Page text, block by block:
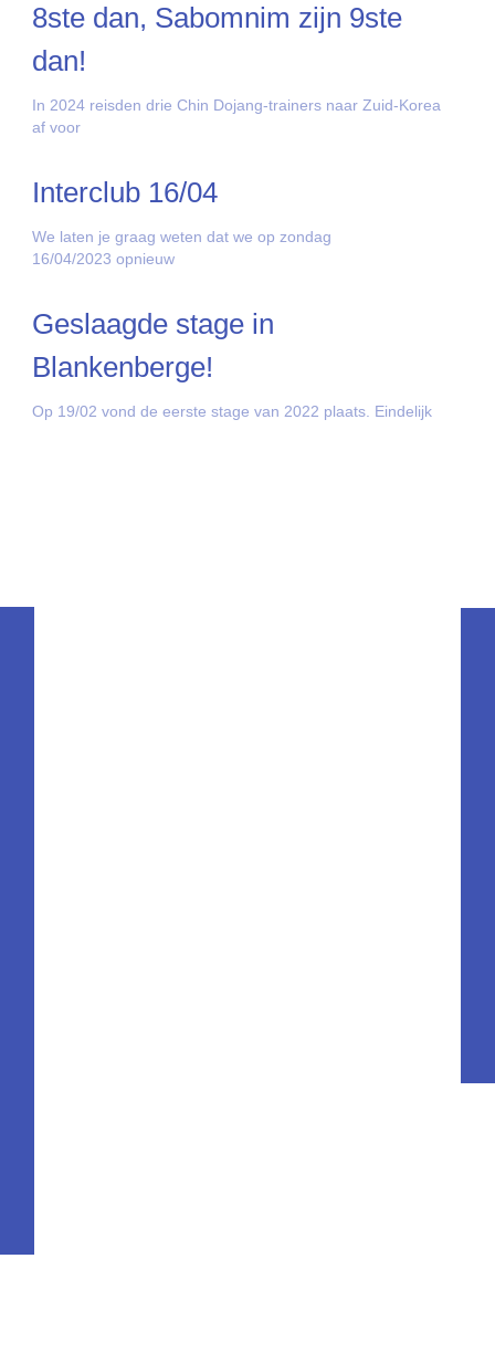
8ste dan, Sabomnim zijn 9ste
dan!
In 2024 reisden drie Chin Dojang-trainers naar Zuid-Korea
af voor
Interclub 16/04
We laten je graag weten dat we op zondag
16/04/2023 opnieuw
Geslaagde stage in
Blankenberge!
Op 19/02 vond de eerste stage van 2022 plaats. Eindelijk